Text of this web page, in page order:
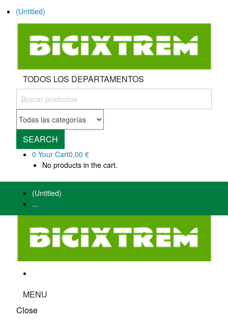
(Untitled)
TODOS LOS DEPARTAMENTOS
SEARCH
0 Your Cart0,00 €
No products in the cart.
(Untitled)
...
MENU
Close